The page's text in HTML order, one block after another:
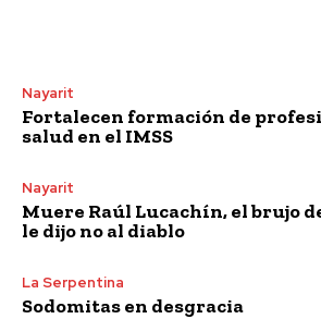
Nayarit
Fortalecen formación de
salud en el IMSS
Nayarit
Muere Raúl Lucachín, el brujo
le dijo no al diablo
La Serpentina
Sodomitas en desgracia